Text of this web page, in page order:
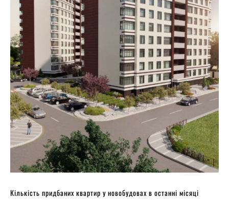
Кількість придбаних квартир у новобудовах в останні місяці